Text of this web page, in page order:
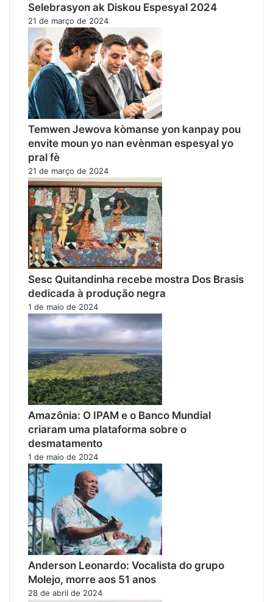
Selebrasyon ak Diskou Espesyal 2024
21 de março de 2024
Temwen Jewova kòmanse yon kanpay pou
envite moun yo nan evènman espesyal yo
pral fè
21 de março de 2024
Sesc Quitandinha recebe mostra Dos Brasis
dedicada à produção negra
1 de maio de 2024
Amazônia: O IPAM e o Banco Mundial
criaram uma plataforma sobre o
desmatamento
1 de maio de 2024
Anderson Leonardo: Vocalista do grupo
Molejo, morre aos 51 anos
28 de abril de 2024